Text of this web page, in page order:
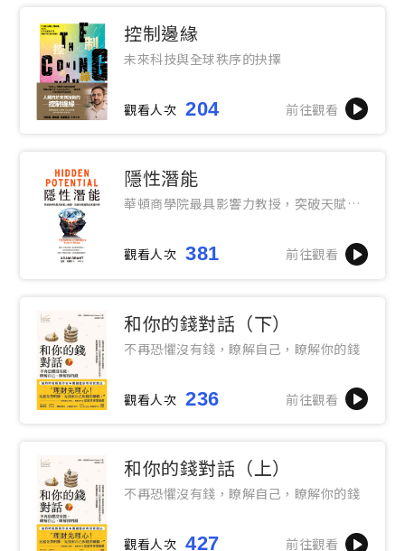
控制邊緣
未來科技與全球秩序的抉擇
觀看人次 204 前往觀看
隱性潛能
華頓商學院最具影響力教授，突破天賦極
觀看人次 381 前往觀看
和你的錢對話（下）
不再恐懼沒有錢，瞭解自己，瞭解你的錢
觀看人次 236 前往觀看
和你的錢對話（上）
不再恐懼沒有錢，瞭解自己，瞭解你的錢
觀看人次 427 前往觀看